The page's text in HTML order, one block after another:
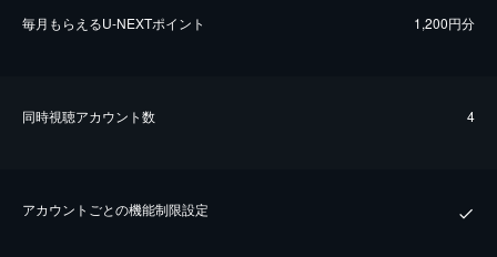
毎⽉もらえるU-NEXTポイント 1,200円分
同時視聴アカウント数 4
アカウントごとの機能制限設定